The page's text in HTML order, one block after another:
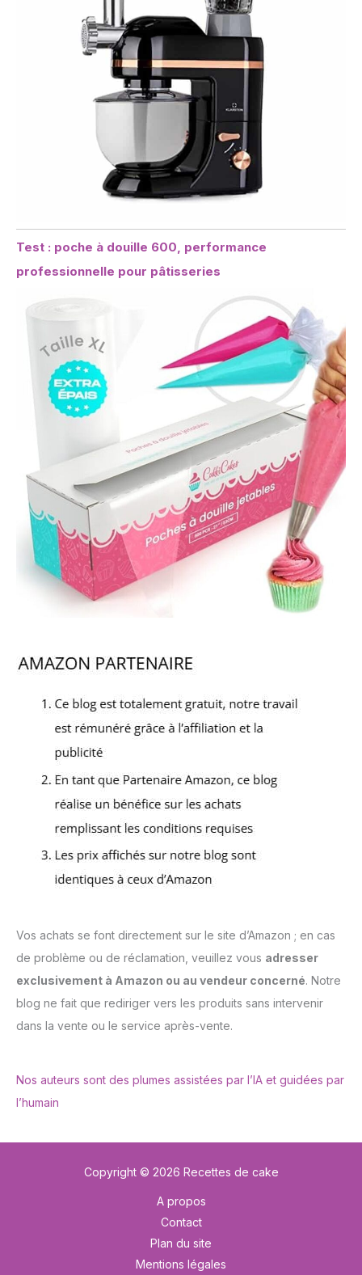
Test : poche à douille 600, performance
professionnelle pour pâtisseries
Vos achats se font directement sur le site d’Amazon ; en cas
de problème ou de réclamation, veuillez vous adresser
exclusivement à Amazon ou au vendeur concerné. Notre
blog ne fait que rediriger vers les produits sans intervenir
dans la vente ou le service après-vente.
Nos auteurs sont des plumes assistées par l’IA et guidées par
l’humain
Copyright © 2026 Recettes de cake
A propos
Contact
Plan du site
Mentions légales